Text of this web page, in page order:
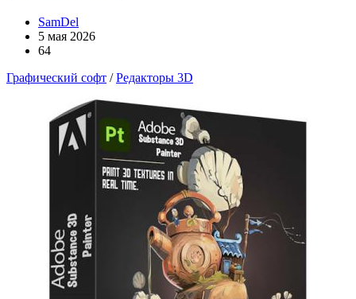
SamDel
5 мая 2026
64
Графический софт /Редакторы 3D